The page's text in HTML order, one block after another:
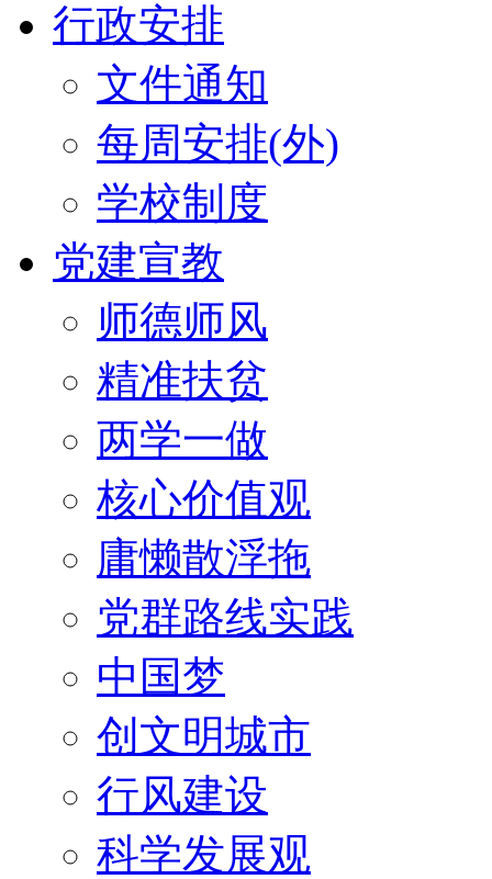
行政安排
文件通知
每周安排(外)
学校制度
党建宣教
师德师风
精准扶贫
两学一做
核心价值观
庸懒散浮拖
党群路线实践
中国梦
创文明城市
行风建设
科学发展观